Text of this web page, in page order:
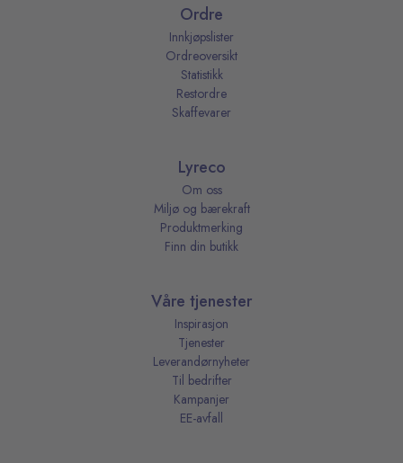
Ordre
Innkjøpslister
Ordreoversikt
Statistikk
Restordre
Skaffevarer
Lyreco
Om oss
Miljø og bærekraft
Produktmerking
Finn din butikk
Våre tjenester
Inspirasjon
Tjenester
Leverandørnyheter
Til bedrifter
Kampanjer
EE-avfall